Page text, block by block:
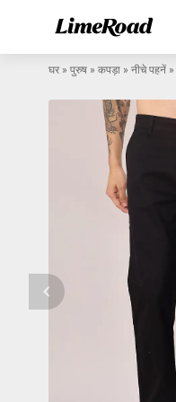
घर » पुरुष » कपड़ा » नीचे पहनें »